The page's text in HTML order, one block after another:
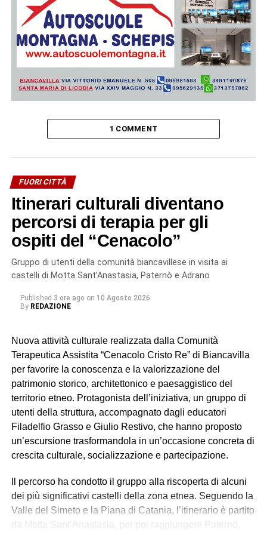
1 COMMENT
FUORI CITTÀ
Itinerari culturali diventano
percorsi di terapia per gli
ospiti del “Cenacolo”
Gruppo di utenti della comunità biancavillese in visita ai
castelli di Motta Sant’Anastasia, Paternò e Adrano
Published 3 ore ago on 10 Agosto 2026
By REDAZIONE
Nuova attività culturale realizzata dalla Comunità
Terapeutica Assistita “Cenacolo Cristo Re” di Biancavilla
per favorire la conoscenza e la valorizzazione del
patrimonio storico, architettonico e paesaggistico del
territorio etneo. Protagonista dell’iniziativa, un gruppo di
utenti della struttura, accompagnato dagli educatori
Filadelfio Grasso e Giulio Restivo, che hanno proposto
un’escursione trasformandola in un’occasione concreta di
crescita culturale, socializzazione e partecipazione.
Il percorso ha condotto il gruppo alla riscoperta di alcuni
dei più significativi castelli della zona etnea. Seguendo la
Valle del Simeto e la Piana di Catania, l’itinerario è partito
da Motta Sant’Anastasia, per poi raggiungere Paternò,